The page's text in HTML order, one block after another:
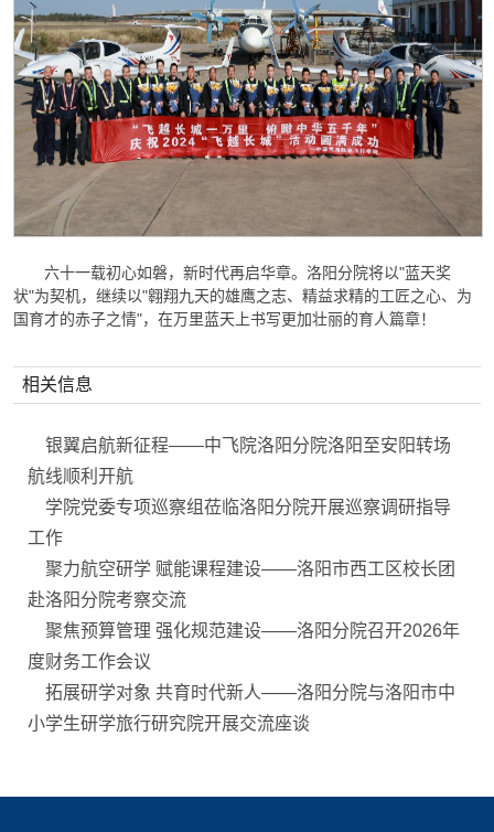
六十一载初心如磐，新时代再启华章。洛阳分院将以"蓝天奖
状"为契机，继续以"翱翔九天的雄鹰之志、精益求精的工匠之心、为
国育才的赤子之情"，在万里蓝天上书写更加壮丽的育人篇章！
相关信息
银翼启航新征程——中飞院洛阳分院洛阳至安阳转场
航线顺利开航
学院党委专项巡察组莅临洛阳分院开展巡察调研指导
工作
聚力航空研学 赋能课程建设——洛阳市西工区校长团
赴洛阳分院考察交流
聚焦预算管理 强化规范建设——洛阳分院召开2026年
度财务工作会议
拓展研学对象 共育时代新人——洛阳分院与洛阳市中
小学生研学旅行研究院开展交流座谈